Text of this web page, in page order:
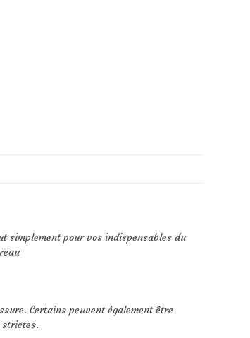
simplement pour vos indispensables du
Certains peuvent également être
strictes.